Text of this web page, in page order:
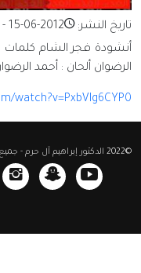
تاريخ النشر: 2012-06-15
-
أنشودة فجر الشام كلمات :
الرضوان ألحان : أحمد
watch?v=PxbVIg6CYP0
©
2022 الدكتور إبراهيم آل حرم -